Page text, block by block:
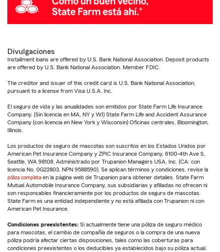
Divulgaciones
Installment loans are offered by U.S. Bank National Association. Deposit products
are offered by U.S. Bank National Association. Member FDIC.
The creditor and issuer of this credit card is U.S. Bank National Association,
pursuant to a license from Visa U.S.A. Inc.
El seguro de vida y las anualidades son emitidos por State Farm Life Insurance
Company. (Sin licencia en MA, NY y WI) State Farm Life and Accident Assurance
Company (con licencia en New York y Wisconsin) Oficinas centrales, Bloomington,
Illinois.
Los productos de seguro de mascotas son suscritos en los Estados Unidos por
American Pet Insurance Company y ZPIC Insurance Company, 6100-4th Ave S,
Seattle, WA 98108. Administrado por Trupanion Managers USA, Inc. (CA: con
licencia No. 0G22803, NPN 9588590). Se aplican términos y condiciones, revise la
póliza completa en la página web de Trupanion para obtener detalles. State Farm
Mutual Automobile Insurance Company, sus subsidiarias y afiliadas no ofrecen ni
son responsables financieramente por los productos de seguro de mascotas.
State Farm es una entidad independiente y no está afiliada con Trupanion ni con
American Pet Insurance.
Condiciones preexistentes: Si actualmente tiene una póliza de seguro médico
para mascotas, el cambio de compañía de seguros o la compra de una nueva
póliza podría afectar ciertas disposiciones, tales como las coberturas para
condiciones preexistentes o los deducibles ya establecidos bajo su póliza actual.